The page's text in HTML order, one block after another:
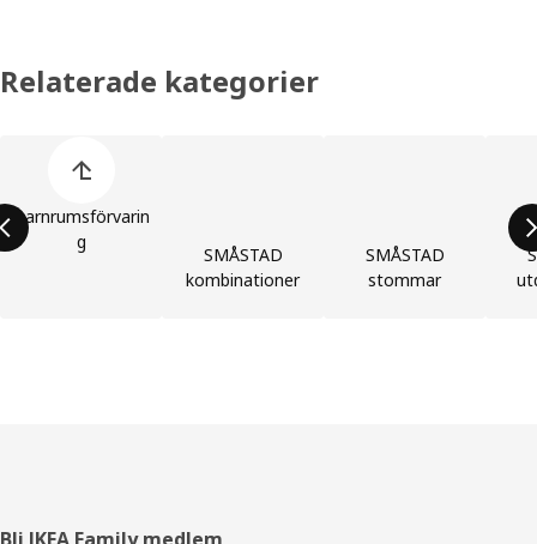
Relaterade kategorier
Barnrumsförvarin
g
SMÅSTAD
kombinationer
SMÅSTAD
stommar